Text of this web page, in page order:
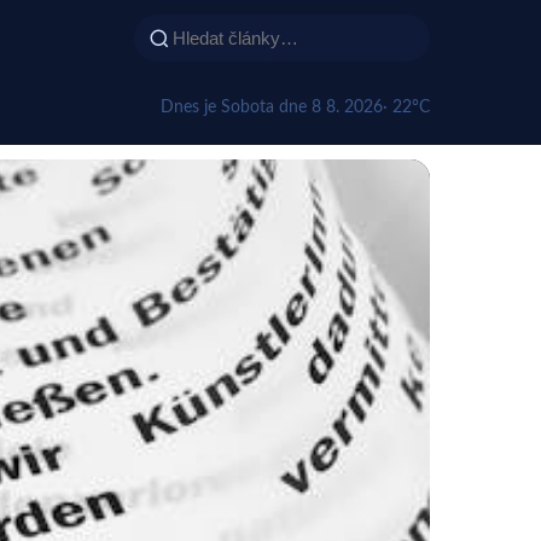
Dnes je Sobota dne 8 8. 2026· 22°C